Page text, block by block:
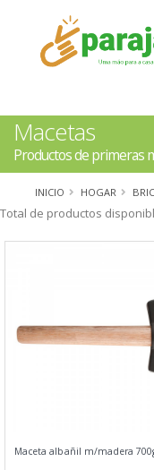
Macetas
Productos de primeras
INICIO HOGAR
Total de productos
Maceta albañil m/madera